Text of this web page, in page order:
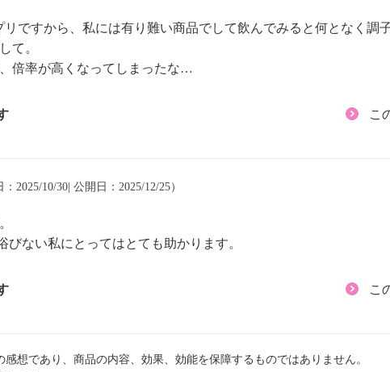
リですから、私には有り難い商品でして飲んでみると何となく調
て。
倍率が高くなってしまったな…
こ
2025/10/30| 公開日：2025/12/25）
ない私にとってはとても助かります。
こ
想であり、商品の内容、効果、効能を保障するものではありません。